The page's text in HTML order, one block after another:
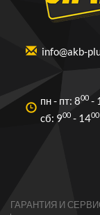
info@akb-
пн - пт: 800 -
cб: 900 - 1400
ГАРАНТИЯ И